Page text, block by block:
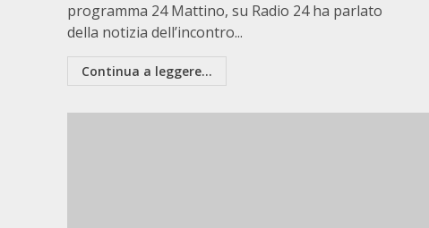
programma 24 Mattino, su Radio 24 ha parlato
della notizia dell’incontro...
Continua a leggere...